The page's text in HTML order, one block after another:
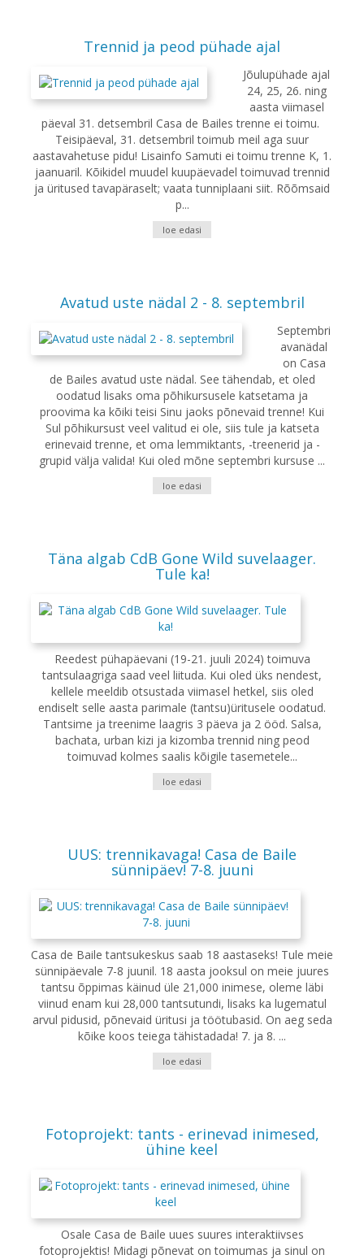
Trennid ja peod pühade ajal
Jõulupühade ajal
24, 25, 26. ning
aasta viimasel
päeval 31. detsembril Casa de Bailes trenne ei toimu.
Teisipäeval, 31. detsembril toimub meil aga suur
aastavahetuse pidu! Lisainfo Samuti ei toimu trenne K, 1.
jaanuaril. Kõikidel muudel kuupäevadel toimuvad trennid
ja üritused tavapäraselt; vaata tunniplaani siit. Rõõmsaid
p...
loe edasi
Avatud uste nädal 2 - 8. septembril
Septembri
avanädal
on Casa
de Bailes avatud uste nädal. See tähendab, et oled
oodatud lisaks oma põhikursusele katsetama ja
proovima ka kõiki teisi Sinu jaoks põnevaid trenne! Kui
Sul põhikursust veel valitud ei ole, siis tule ja katseta
erinevaid trenne, et oma lemmiktants, -treenerid ja -
grupid välja valida! Kui oled mõne septembri kursuse ...
loe edasi
Täna algab CdB Gone Wild suvelaager.
Tule ka!
Reedest pühapäevani (19-21. juuli 2024) toimuva
tantsulaagriga saad veel liituda. Kui oled üks nendest,
kellele meeldib otsustada viimasel hetkel, siis oled
endiselt selle aasta parimale (tantsu)üritusele oodatud.
Tantsime ja treenime laagris 3 päeva ja 2 ööd. Salsa,
bachata, urban kizi ja kizomba trennid ning peod
toimuvad kolmes saalis kõigile tasemetele...
loe edasi
UUS: trennikavaga! Casa de Baile
sünnipäev! 7-8. juuni
Casa de Baile tantsukeskus saab 18 aastaseks! Tule meie
sünnipäevale 7-8 juunil. 18 aasta jooksul on meie juures
tantsu õppimas käinud üle 21,000 inimese, oleme läbi
viinud enam kui 28,000 tantsutundi, lisaks ka lugematul
arvul pidusid, põnevaid üritusi ja töötubasid. On aeg seda
kõike koos teiega tähistadada! 7. ja 8. ...
loe edasi
Fotoprojekt: tants - erinevad inimesed,
ühine keel
Osale Casa de Baile uues suures interaktiivses
fotoprojektis! Midagi põnevat on toimumas ja sinul on